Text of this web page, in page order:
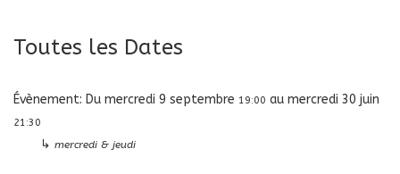
Toutes les Dates
Évènement: Du mercredi 9 septembre 19:00 au mercredi 30 juin
21:30
↳ mercredi & jeudi